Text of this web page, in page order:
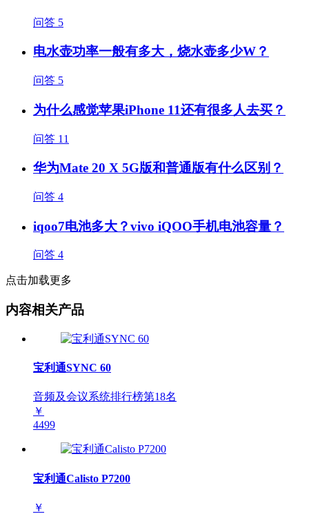
问答 5
电水壶功率一般有多大，烧水壶多少W？
问答 5
为什么感觉苹果iPhone 11还有很多人去买？
问答 11
华为Mate 20 X 5G版和普通版有什么区别？
问答 4
iqoo7电池多大？vivo iQOO手机电池容量？
问答 4
点击加载更多
内容相关产品
宝利通SYNC 60
音频及会议系统排行榜第18名
￥
4499
宝利通Calisto P7200
￥